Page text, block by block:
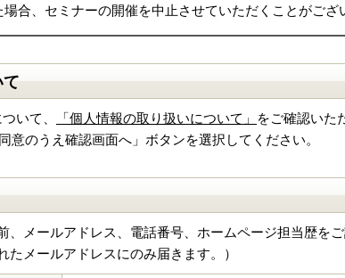
合、セミナーの開催を中止させていただくことがござ
て
いて、 「個人情報の取り扱いについて」
をご確認いた
意のうえ確認画面へ」ボタンを選択してください。
、メールアドレス、電話番号、ホームページ担当歴を
たメールアドレスにのみ届きます。）